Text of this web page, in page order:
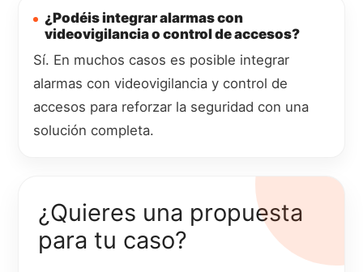
¿Podéis integrar alarmas con
videovigilancia o control de accesos?
Sí. En muchos casos es posible integrar
alarmas con videovigilancia y control de
accesos para reforzar la seguridad con una
solución completa.
¿Quieres una propuesta
para tu caso?